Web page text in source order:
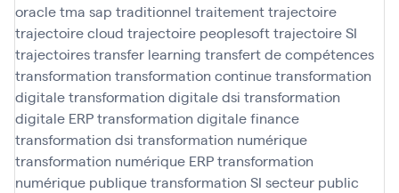
oracletma sap traditionnel traitementtrajectoire
trajectoire cloud trajectoire peoplesofttrajectoire SI
trajectoirestransfer learning transfert de compétences
transformation transformation continuetransformation
digitaletransformation digitale dsi transformation
digitale ERPtransformation digitale finance
transformation dsi transformation numérique
transformation numérique ERPtransformation
numérique publiquetransformation SI secteur public